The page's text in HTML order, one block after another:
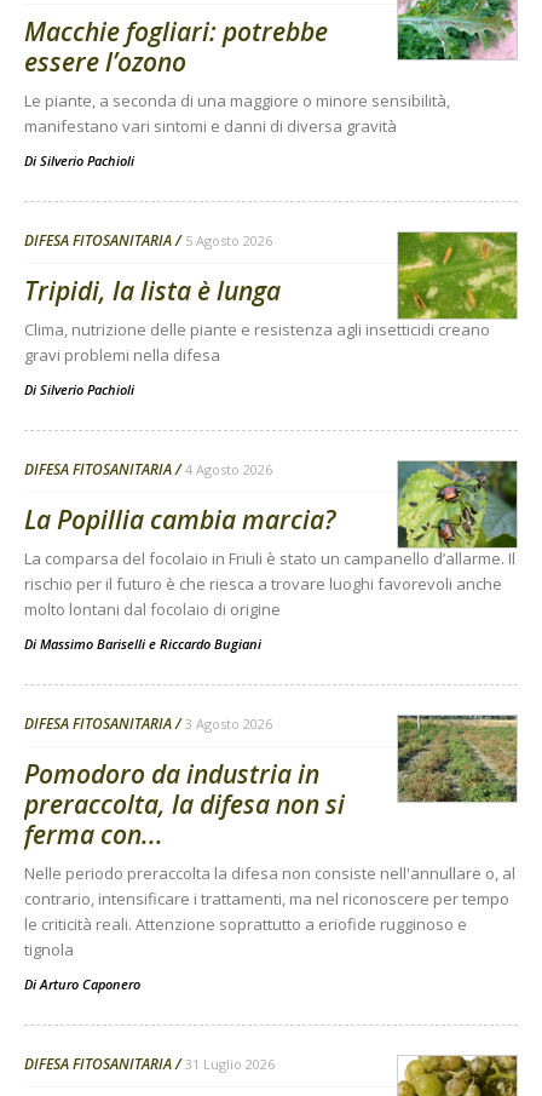
Macchie fogliari: potrebbe
essere l’ozono
Le piante, a seconda di una maggiore o minore sensibilità,
manifestano vari sintomi e danni di diversa gravità
Di Silverio Pachioli
DIFESA FITOSANITARIA 5 Agosto 2026
Tripidi, la lista è lunga
Clima, nutrizione delle piante e resistenza agli insetticidi creano
gravi problemi nella difesa
Di Silverio Pachioli
DIFESA FITOSANITARIA 4 Agosto 2026
La Popillia cambia marcia?
La comparsa del focolaio in Friuli è stato un campanello d’allarme. Il
rischio per il futuro è che riesca a trovare luoghi favorevoli anche
molto lontani dal focolaio di origine
Di Massimo Bariselli e Riccardo Bugiani
DIFESA FITOSANITARIA 3 Agosto 2026
Pomodoro da industria in
preraccolta, la difesa non si
ferma con...
Nelle periodo preraccolta la difesa non consiste nell'annullare o, al
contrario, intensificare i trattamenti, ma nel riconoscere per tempo
le criticità reali. Attenzione soprattutto a eriofide rugginoso e
tignola
DiArturo Caponero
DIFESA FITOSANITARIA 31 Luglio 2026